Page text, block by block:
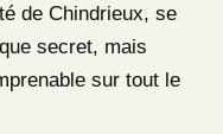
de Chindrieux, se
secret, mais
sur tout le